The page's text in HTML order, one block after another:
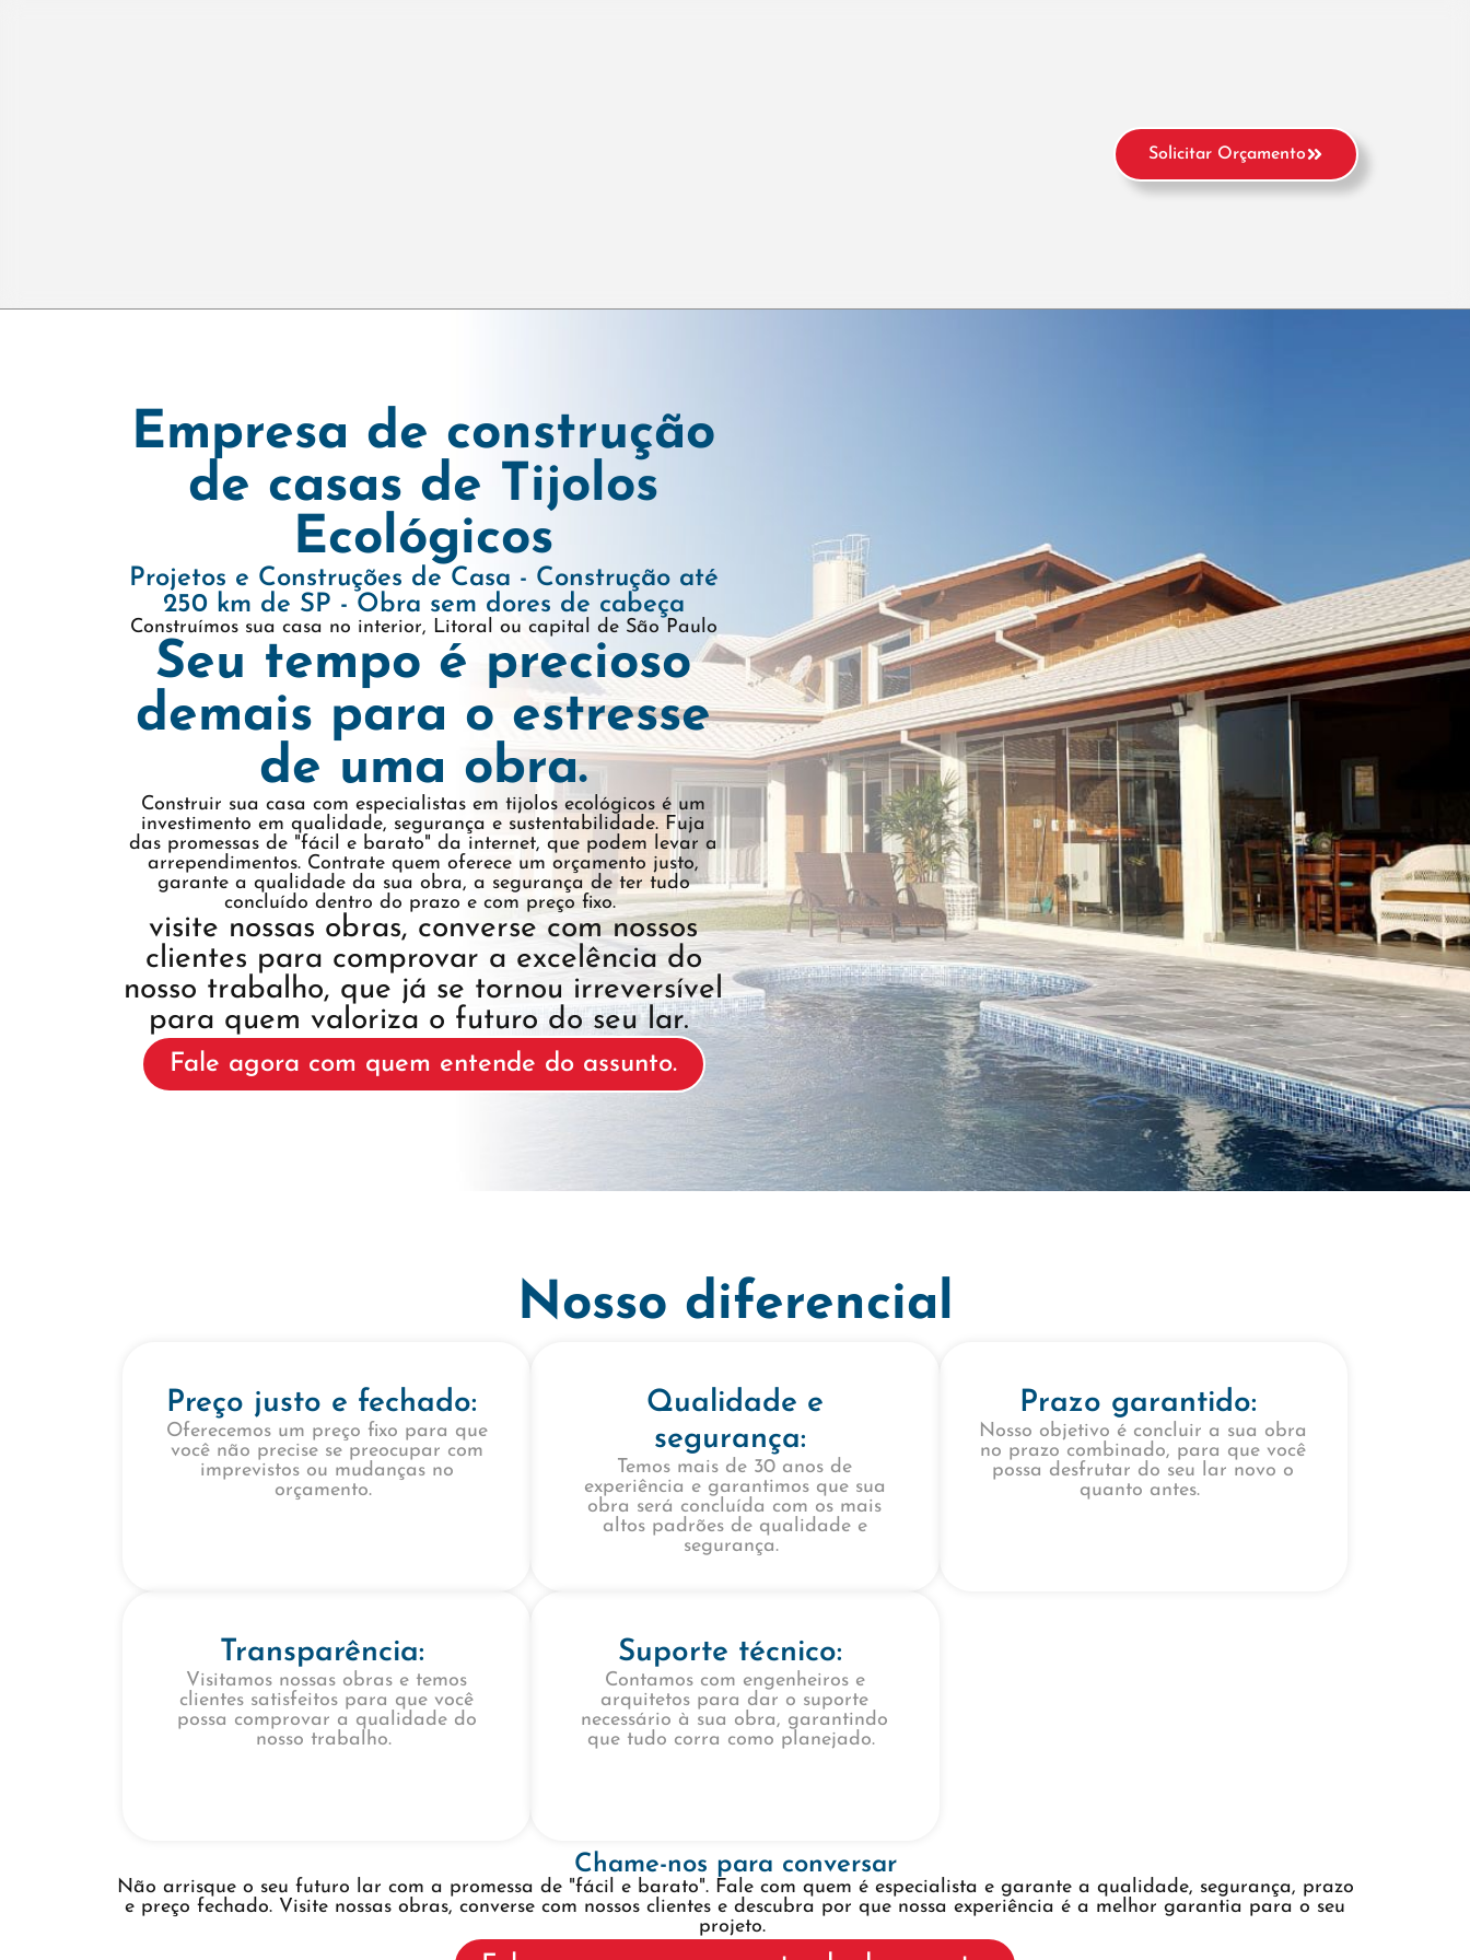
Solicitar Orçamento
Empresa de construção
de casas de Tijolos
Ecológicos
Projetos e Construções de Casa - Construção até
250 km de SP - Obra sem dores de cabeça
Construímos sua casa no interior, Litoral ou capital de São Paulo
Seu tempo é precioso
demais para o estresse
de uma obra.
Construir sua casa com especialistas em tijolos ecológicos é um
investimento em qualidade, segurança e sustentabilidade. Fuja
das promessas de "fácil e barato" da internet, que podem levar a
arrependimentos. Contrate quem oferece um orçamento justo,
garante a qualidade da sua obra, a segurança de ter tudo
concluído dentro do prazo e com preço fixo.
visite nossas obras, converse com nossos
clientes para comprovar a excelência do
nosso trabalho, que já se tornou irreversível
para quem valoriza o futuro do seu lar.
Fale agora com quem entende do assunto.
Nosso diferencial
Preço justo e fechado:
Oferecemos um preço fixo para que
você não precise se preocupar com
imprevistos ou mudanças no
orçamento.
Qualidade e
segurança:
Temos mais de 30 anos de
experiência e garantimos que sua
obra será concluída com os mais
altos padrões de qualidade e
segurança.
Prazo garantido:
Nosso objetivo é concluir a sua obra
no prazo combinado, para que você
possa desfrutar do seu lar novo o
quanto antes.
Transparência:
Visitamos nossas obras e temos
clientes satisfeitos para que você
possa comprovar a qualidade do
nosso trabalho.
Suporte técnico:
Contamos com engenheiros e
arquitetos para dar o suporte
necessário à sua obra, garantindo
que tudo corra como planejado.
Chame-nos para conversar
Não arrisque o seu futuro lar com a promessa de "fácil e barato". Fale com quem é especialista e garante a qualidade, segurança, prazo
e preço fechado. Visite nossas obras, converse com nossos clientes e descubra por que nossa experiência é a melhor garantia para o seu
projeto.